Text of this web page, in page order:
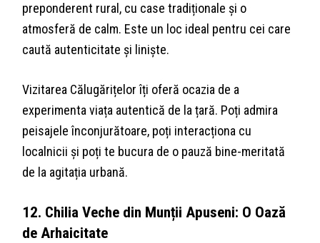
preponderent rural, cu case tradiționale și o
atmosferă de calm. Este un loc ideal pentru cei care
caută autenticitate și liniște.
Vizitarea Călugărițelor îți oferă ocazia de a
experimenta viața autentică de la țară. Poți admira
peisajele înconjurătoare, poți interacționa cu
localnicii și poți te bucura de o pauză bine-meritată
de la agitația urbană.
12. Chilia Veche din Munții Apuseni: O Oază
de Arhaicitate